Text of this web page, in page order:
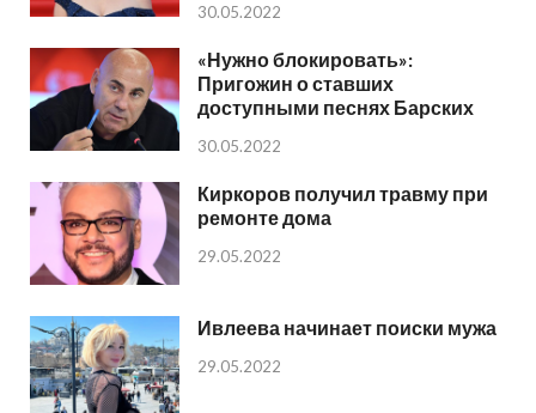
30.05.2022
«Нужно блокировать»:
Пригожин о ставших
доступными песнях Барских
30.05.2022
Киркоров получил травму при
ремонте дома
29.05.2022
Ивлеева начинает поиски мужа
29.05.2022